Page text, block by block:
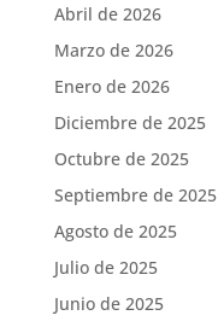
Abril de 2026
Marzo de 2026
Enero de 2026
Diciembre de 2025
Octubre de 2025
Septiembre de 2025
Agosto de 2025
Julio de 2025
Junio de 2025